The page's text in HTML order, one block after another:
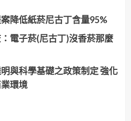
降低紙菸尼古丁含量95%
電子菸(尼古丁)沒香菸那麼
與科學基礎之政策制定 強化
環境